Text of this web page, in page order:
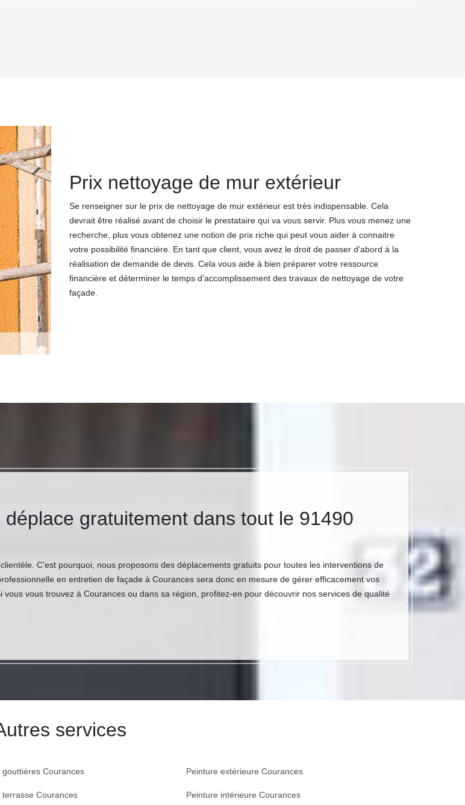
Prix nettoyage de mur extérieur
Se renseigner sur le prix de nettoyage de mur extérieur est très indispensable. Cela
devrait être réalisé avant de choisir le prestataire qui va vous servir. Plus vous menez une
recherche, plus vous obtenez une notion de prix riche qui peut vous aider à connaitre
votre possibilité financière. En tant que client, vous avez le droit de passer d’abord à la
réalisation de demande de devis. Cela vous aide à bien préparer votre ressource
financière et déterminer le temps d’accomplissement des travaux de nettoyage de votre
façade.
gratuitement dans tout le 91490
C’est pourquoi, nous proposons des déplacements gratuits pour toutes les interventions de
en entretien de façade à Courances sera donc en mesure de gérer efficacement vos
vous trouvez à Courances ou dans sa région, profitez-en pour découvrir nos services de qualité
services
gouttières Courances
terrasse Courances
Peinture extérieure Courances
Peinture intérieure Courances